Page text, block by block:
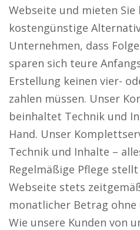
Webseite und mieten Sie
kostengünstige
Unternehmen, dass
sparen sich teure
Erstellung keinen vier-
zahlen müssen. Unser
beinhaltet Technik und
Hand. Unser
Technik und Inhalte –
Regelmäßige Pflege
Webseite stets
monatlicher Betrag
Wie unsere Kunden von